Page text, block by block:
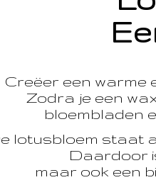
Creëer een warme
Zodra je een
bloembladen
lotusbloem staat
Daardoor
maar ook een